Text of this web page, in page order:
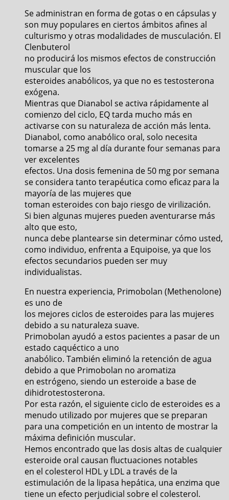
Se administran en forma de gotas o en cápsulas y
son muy populares en ciertos ámbitos afines al
culturismo y otras modalidades de musculación. El
Clenbuterol
no producirá los mismos efectos de construcción
muscular que los
esteroides anabólicos, ya que no es testosterona
exógena.
Mientras que Dianabol se activa rápidamente al
comienzo del ciclo, EQ tarda mucho más en
activarse con su naturaleza de acción más lenta.
Dianabol, como anabólico oral, solo necesita
tomarse a 25 mg al día durante four semanas para
ver excelentes
efectos. Una dosis femenina de 50 mg por semana
se considera tanto terapéutica como eficaz para la
mayoría de las mujeres que
toman esteroides con bajo riesgo de virilización.
Si bien algunas mujeres pueden aventurarse más
alto que esto,
nunca debe plantearse sin determinar cómo usted,
como individuo, enfrenta a Equipoise, ya que los
efectos secundarios pueden ser muy
individualistas.
En nuestra experiencia, Primobolan (Methenolone)
es uno de
los mejores ciclos de esteroides para las mujeres
debido a su naturaleza suave.
Primobolan ayudó a estos pacientes a pasar de un
estado caquéctico a uno
anabólico. También eliminó la retención de agua
debido a que Primobolan no aromatiza
en estrógeno, siendo un esteroide a base de
dihidrotestosterona.
Por esta razón, el siguiente ciclo de esteroides es a
menudo utilizado por mujeres que se preparan
para una competición en un intento de mostrar la
máxima definición muscular.
Hemos encontrado que las dosis altas de cualquier
esteroide oral causan fluctuaciones notables
en el colesterol HDL y LDL a través de la
estimulación de la lipasa hepática, una enzima que
tiene un efecto perjudicial sobre el colesterol.